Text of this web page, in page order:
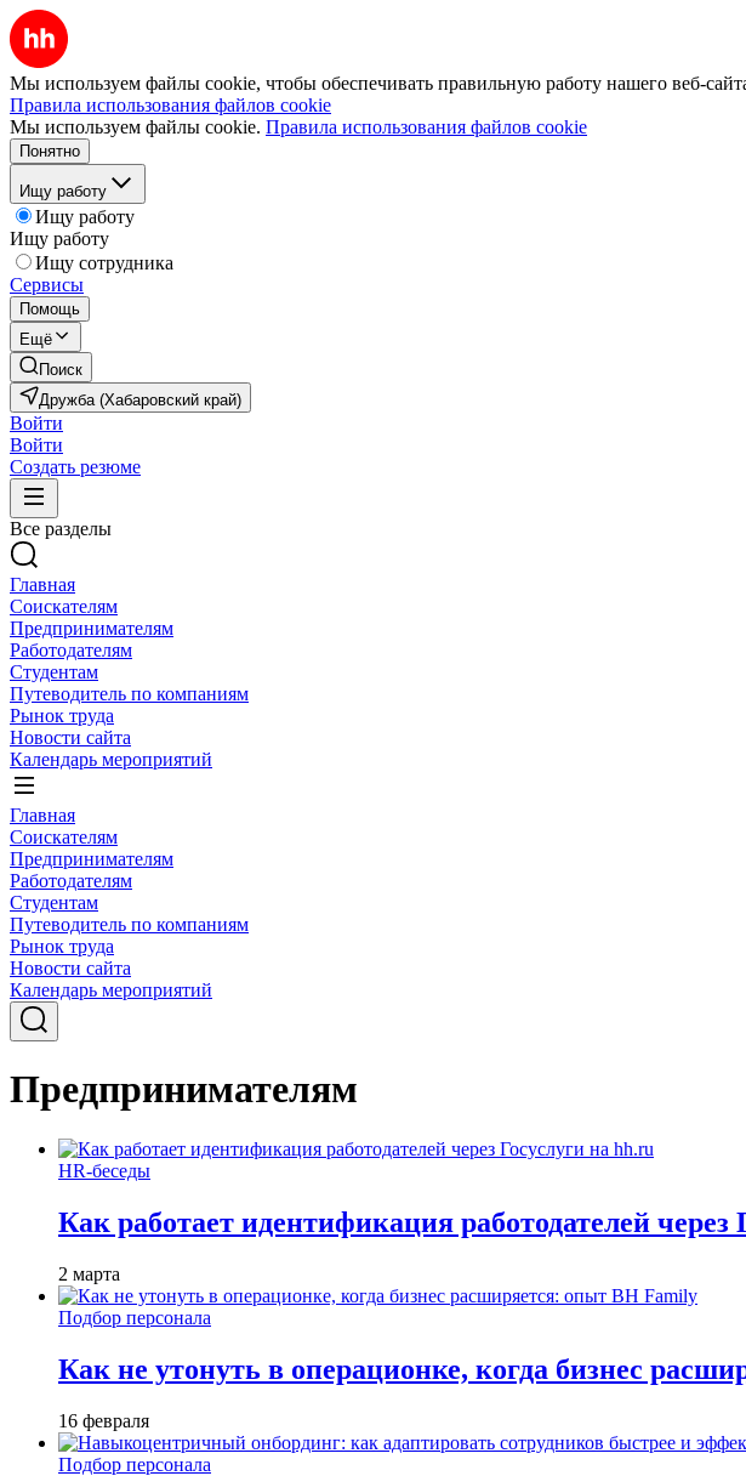
Мы используем файлы cookie, чтобы обеспечивать правильную работу нашего веб-
Правила использования файлов cookie
Мы используем файлы cookie. Правила использования файлов cookie
Понятно
Ищу работу
Ищу работу
Ищу работу
Ищу сотрудника
Сервисы
Помощь
Ещё
Поиск
Дружба (Хабаровский край)
Войти
Войти
Создать резюме
Все разделы
Главная
Соискателям
Предпринимателям
Работодателям
Студентам
Путеводитель по компаниям
Рынок труда
Новости сайта
Календарь мероприятий
Главная
Соискателям
Предпринимателям
Работодателям
Студентам
Путеводитель по компаниям
Рынок труда
Новости сайта
Календарь мероприятий
Предпринимателям
HR-беседы
Как работает идентификация работодателей через
2 марта
Подбор персонала
Как не утонуть в операционке, когда бизнес
16 февраля
Подбор персонала